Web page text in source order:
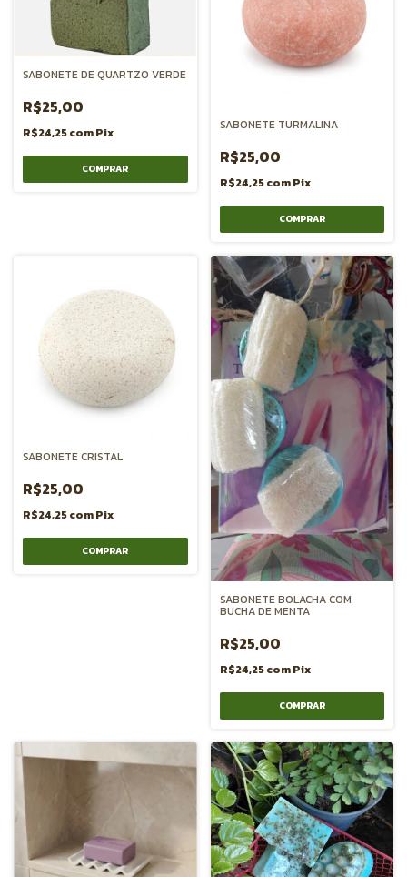
SABONETE DE QUARTZO VERDE
R$25,00
R$24,25comPix SABONETE TURMALINA
R$25,00
R$24,25comPix
SABONETE CRISTAL
R$25,00
R$24,25comPix
SABONETE BOLACHA COM
BUCHA DE MENTA
R$25,00
R$24,25comPix